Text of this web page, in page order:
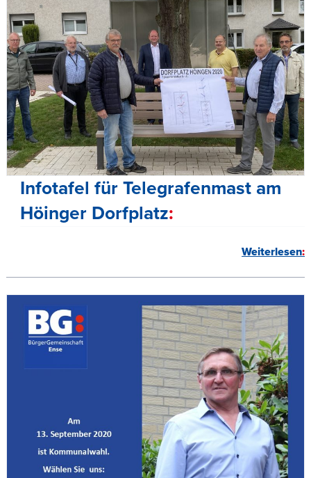
Infotafel für Telegrafenmast am
Höinger Dorfplatz
Weiterlesen